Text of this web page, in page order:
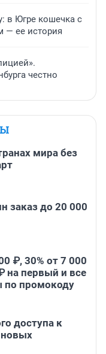
в Югре кошечка с
— ее история
честно
мира без
заказ до 20 000
₽, 30% от 7 000
на первый и все
по промокоду
доступа к